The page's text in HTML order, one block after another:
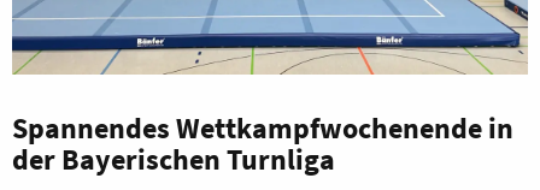
Spannendes Wettkampfwochenende in
der Bayerischen Turnliga